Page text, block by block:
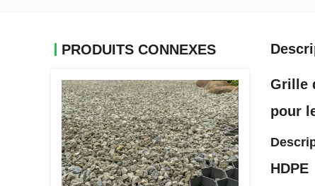
PRODUITS CONNEXES
Grille
pour
HDPE